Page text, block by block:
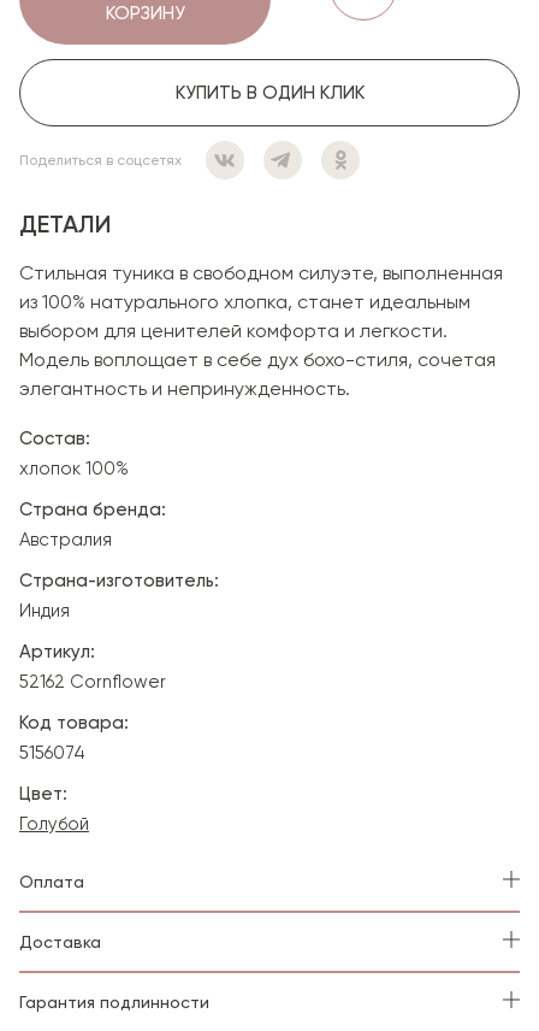
КОРЗИНУ
КУПИТЬ В ОДИН КЛИК
Поделиться в соцсетях
ДЕТАЛИ
Стильная туника в свободном силуэте, выполненная
из 100% натурального хлопка, станет идеальным
выбором для ценителей комфорта и легкости.
Модель воплощает в себе дух бохо-стиля, сочетая
элегантность и непринужденность.
Состав:
хлопок 100%
Страна бренда:
Австралия
Страна-изготовитель:
Индия
Артикул:
52162 Cornflower
Код товара:
5156074
Цвет:
Голубой
Оплата
Доставка
Гарантия подлинности